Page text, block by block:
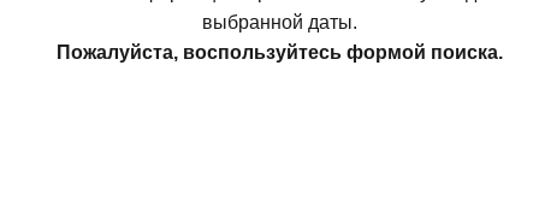
выбранной даты.
Пожалуйста, воспользуйтесь формой поиска.